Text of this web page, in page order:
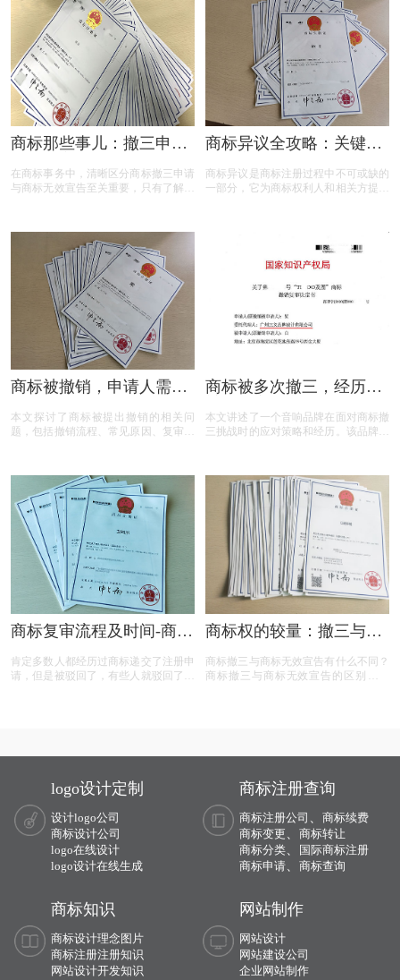
临的失败原因。本文将为您详细解读撤
三申请的要点，帮助您在提出申请时更
加得心应手。
商标那些事儿：撤三申请
在商标事务中，清晰区分商标撤三申请
与商标无效宣告至关重要，只有了解它
上内容能帮助大家更好地理解这两个概
念，从而在商标相关事务中避免不必要
的损失和麻烦。
商标异议全攻略：关键问
商标异议是商标注册过程中不可或缺的
一部分，它为商标权利人和相关方提供
标准，从常见问题到成功率分析，全方
位解读商标异议的关键要点。无论您是
商标申请人还是潜在的异议人，本文都
将为您提供实用的参考和建议，助您在
商标保护的道路上更加得心应手。
商标被撤销，申请人需担
本文探讨了商标被提出撤销的相关问
题，包括撤销流程、常见原因、复审与
利人提供了全面的指导。
商标被多次撤三，经历答
本文讲述了一个音响品牌在面对商标撤
三挑战时的应对策略和经历。该品牌遭
据，品牌在复审中取得胜利，维护了商
标权益。文章概述了商标撤三定义、答
辩、复审流程，以及如何通过有效的证
据和专业策略来保护商标不被撤销。
商标复审流程及时间-商标
肯定多数人都经历过商标递交了注册申
请，但是被驳回了，有些人就驳回了就
商标权的较量：撤三与无
对？
商标撤三与商标无效宣告有什么不同？
商标撤三与商标无效宣告的区别在哪
logo设计定制
设计logo公司
商标设计公司
logo在线设计
logo设计在线生成
商标注册查询
商标注册公司
商标续费
商标变更
商标转让
商标分类、
国际商标注册
商标申请、 商标查询
商标知识
商标设计理念图片
商标注册注册知识
网站设计开发知识
网站制作
网站设计
网站建设公司
企业网站制作